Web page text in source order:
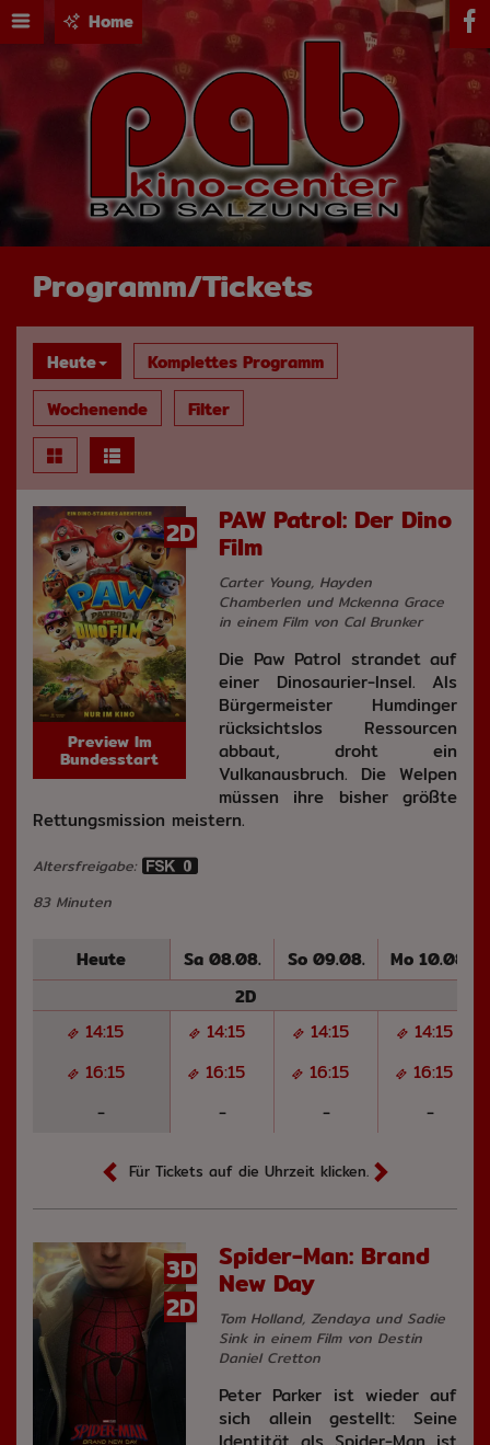
Home
Programm/Tickets
Heute
Komplettes Programm
Wochenende
Filter
2D
Preview Im
Bundesstart
PAW Patrol: Der Dino
Film
Carter Young, Hayden
Chamberlen und Mckenna Grace
in einem Film von Cal Brunker
Die Paw Patrol strandet auf
einer Dinosaurier-Insel. Als
Bürgermeister Humdinger
rücksichtslos Ressourcen
abbaut, droht ein
Vulkanausbruch. Die Welpen
müssen ihre bisher größte
Rettungsmission meistern.
Altersfreigabe:
83 Minuten
Heute Sa 08.08. So 09.08. Mo 10.08.
14:15 14:15 14:15
14:15
16:15
16:15 16:15
16:15
-
- - -
2D
Für Tickets auf die Uhrzeit klicken.
3D
2D
Spider-Man: Brand
New Day
Tom Holland, Zendaya und Sadie
Sink in einem Film von Destin
Daniel Cretton
Peter Parker ist wieder auf
sich allein gestellt: Seine